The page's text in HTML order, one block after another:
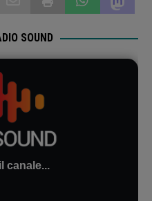
SOUND
canale...